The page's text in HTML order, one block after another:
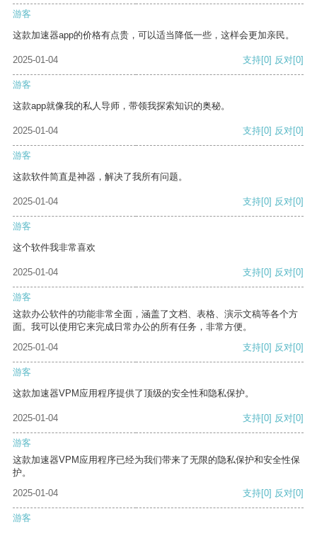
游客
这款加速器app的价格有点贵，可以适当降低一些，这样会更加亲民。
2025-01-04 支持[0] 反对[0]
游客
这款app就像我的私人导师，带领我探索知识的奥秘。
2025-01-04 支持[0] 反对[0]
游客
这款软件简直是神器，解决了我所有问题。
2025-01-04 支持[0] 反对[0]
游客
这个软件我非常喜欢
2025-01-04 支持[0] 反对[0]
游客
这款办公软件的功能非常全面，涵盖了文档、表格、演示文稿等各个方
面。我可以使用它来完成日常办公的所有任务，非常方便。
2025-01-04
支持[0] 反对[0]
游客
这款加速器VPM应用程序提供了顶级的安全性和隐私保护。
2025-01-04 支持[0] 反对[0]
游客
这款加速器VPM应用程序已经为我们带来了无限的隐私保护和安全性保
护。
2025-01-04
支持[0] 反对[0]
游客